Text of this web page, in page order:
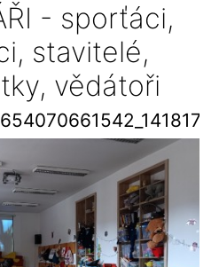
- sporťáci,
stavitelé,
vědátoři